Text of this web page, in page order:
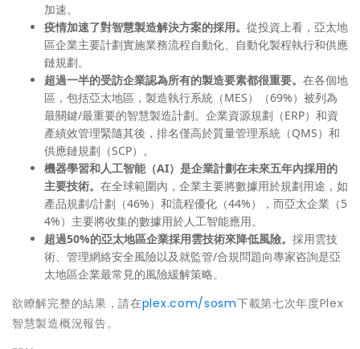
加速。
疫情加速了對智慧製造解決方案的採用。 從投資上看，亞太地
區企業主要計劃實施業務流程自動化、自動化製程執行和供應
鏈規劃。
超過一半的受訪企業認為所有的製造要素都很重要。 在各個地
區，包括亞太地區，製造執行系統（MES）（69%）被列為
最關鍵/最重要的智慧製造計劃。企業資源規劃（ERP）和資
產績效管理緊隨其後，排名僅高於質量管理系統（QMS）和
供應鏈規劃（SCP）。
機器學習和人工智能（AI）是企業計劃在未來五年內採用的
主要技術。 在全球範圍內，企業主要將數據用於規劃用途，如
產品規劃/計劃（46%）和流程優化（44%），而亞太企業（5
4%）主要將收集的數據用於人工智能應用。
超過50%的亞太地區企業採用雲技術來降低風險。 採用雲技
術、管理網絡安全風險以及就監管/合規問題向專家咨詢是亞
太地區企業最常見的風險緩解策略。
欲瞭解完整的結果，請在plex.com/sosm下載第七次年度Plex
智慧製造概況報告。